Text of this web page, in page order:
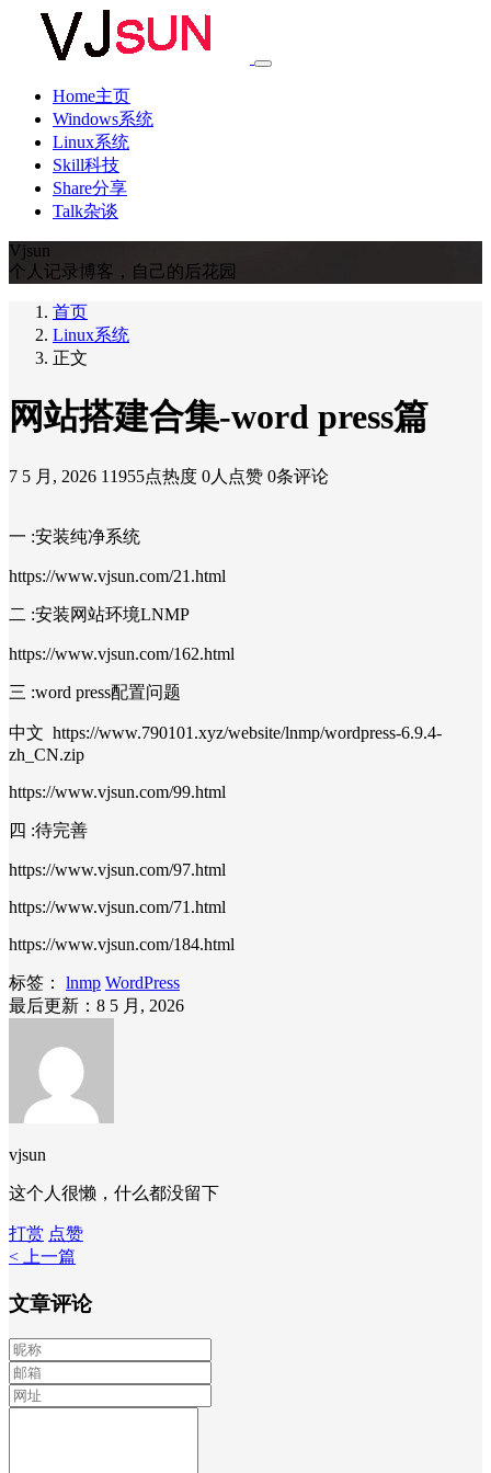
Home主页
Windows系统
Linux系统
Skill科技
Share分享
Talk杂谈
Vjsun
个人记录博客，自己的后花园
首页
Linux系统
正文
网站搭建合集-word press篇
7 5 月, 2026 11955点热度 0人点赞 0条评论
一 :安装纯净系统
https://www.vjsun.com/21.html
二 :安装网站环境LNMP
https://www.vjsun.com/162.html
三 :word press配置问题
中文 https://www.790101.xyz/website/lnmp/wordpress-6.9.4-
zh_CN.zip
https://www.vjsun.com/99.html
四 :待完善
https://www.vjsun.com/97.html
https://www.vjsun.com/71.html
https://www.vjsun.com/184.html
标签： lnmp WordPress
最后更新：8 5 月, 2026
vjsun
这个人很懒，什么都没留下
打赏 点赞
< 上一篇
文章评论